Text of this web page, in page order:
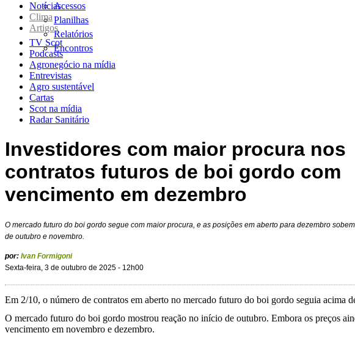
Acessos
Planilhas
Relatórios
Encontros
Notícias
Clima
Artigos
TV Scot
Podcasts
Agronegócio na mídia
Entrevistas
Agro sustentável
Cartas
Scot na mídia
Radar Sanitário
Investidores com maior procura nos
contratos futuros de boi gordo com
vencimento em dezembro
O mercado futuro do boi gordo segue com maior procura, e as posições em aberto para dezembro
de outubro e novembro.
por: Ivan Formigoni
Sexta-feira, 3 de outubro de 2025 - 12h00
Em 2/10, o número de contratos em aberto no mercado futuro do boi gordo seguia acima
O mercado futuro do boi gordo mostrou reação no início de outubro. Embora os preços
vencimento em novembro e dezembro.